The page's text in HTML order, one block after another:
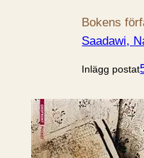
Bokens
Saadawi,
Inlägg postat